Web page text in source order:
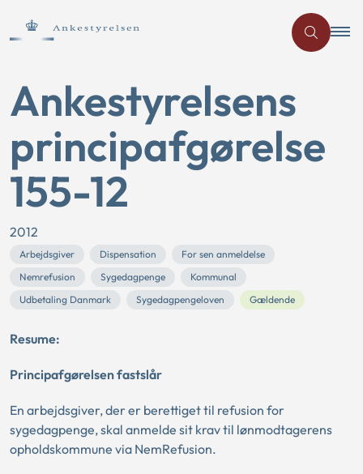
Ankestyrelsens
principafgørelse
155-12
2012
Arbejdsgiver Dispensation
For sen anmeldelse
Nemrefusion
Sygedagpenge
Kommunal
Udbetaling Danmark
Sygedagpengeloven Gældende
Resume:
Principafgørelsen fastslår
En arbejdsgiver, der er berettiget til refusion for
sygedagpenge, skal anmelde sit krav til lønmodtagerens
opholdskommune via NemRefusion.